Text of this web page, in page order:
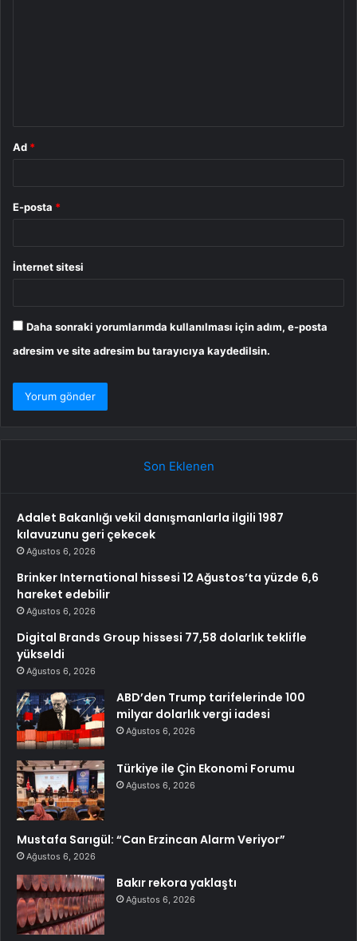
Ad *
E-posta *
İnternet sitesi
Daha sonraki yorumlarımda kullanılması için adım, e-posta
adresim ve site adresim bu tarayıcıya kaydedilsin.
Son Eklenen
Adalet Bakanlığı vekil danışmanlarla ilgili 1987
kılavuzunu geri çekecek
Ağustos 6, 2026
Brinker International hissesi 12 Ağustos’ta yüzde 6,6
hareket edebilir
Ağustos 6, 2026
Digital Brands Group hissesi 77,58 dolarlık teklifle
yükseldi
Ağustos 6, 2026
ABD’den Trump tarifelerinde 100
milyar dolarlık vergi iadesi
Ağustos 6, 2026
Türkiye ile Çin Ekonomi Forumu
Ağustos 6, 2026
Mustafa Sarıgül: “Can Erzincan Alarm Veriyor”
Ağustos 6, 2026
Bakır rekora yaklaştı
Ağustos 6, 2026